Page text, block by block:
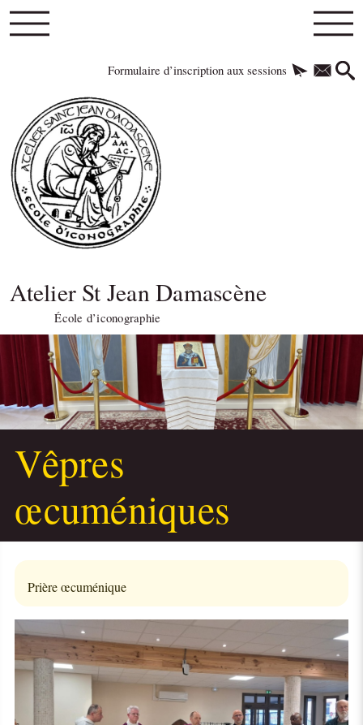
Formulaire d’inscription aux sessions
Atelier St Jean Damascène
École d’iconographie
Vêpres
œcuméniques
Prière œcuménique